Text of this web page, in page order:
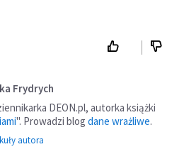
Frydrych
DEON.pl, autorka książki
". Prowadzi blog dane wrażliwe.
autora